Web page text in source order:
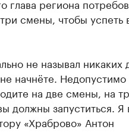
глава региона
смены, чтобы успеть
не называл никаких
начнёте. Недопустимо
на две смены, на
должны запуститься. Я
«Храброво» Антон